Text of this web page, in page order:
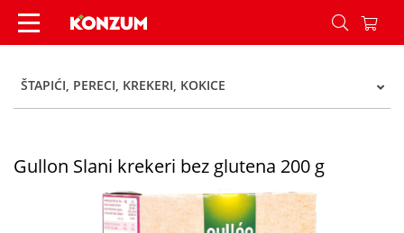
Gullon Slani krekeri bez glutena 200 g - Konzum
ŠTAPIĆI, PERECI, KREKERI, KOKICE
Gullon Slani krekeri bez glutena 200 g